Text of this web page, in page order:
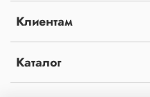
Клиентам
Каталог